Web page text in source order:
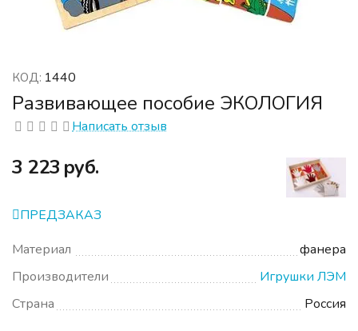
КОД: 1440
Развивающее пособие ЭКОЛОГИЯ
Написать отзыв
‍3 223‍ руб.
ПРЕДЗАКАЗ
Материал
фанера
Производители
Игрушки ЛЭМ
Страна
Россия